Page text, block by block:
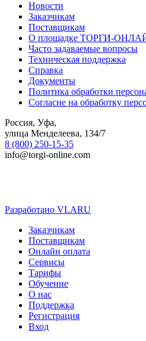
Новости
Заказчикам
Поставщикам
О площадке ТОРГИ-
Часто задаваемые вопросы
Техническая поддержка
Справка
Документы
Политика обработки
Согласие на обработку
Россия, Уфа,
улица Менделеева, 134/7
8 (800) 250-15-35
info@torgi-online.com
Разработано VLARU
Close
Menu
Заказчикам
Поставщикам
Онлайн оплата
Сервисы
Тарифы
Обучение
О нас
Поддержка
Регистрация
Вход